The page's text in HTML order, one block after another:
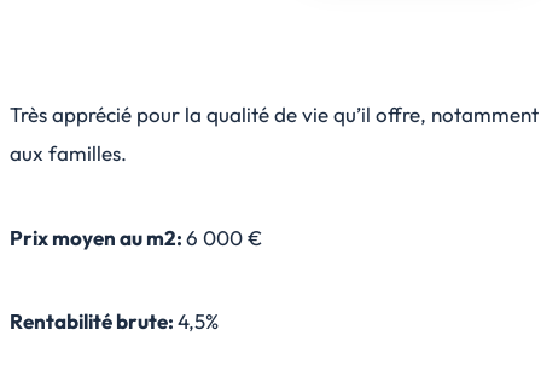
Très apprécié pour la qualité de vie qu’il offre, notamment
aux familles.
Prix moyen au m2:6 000 €
Rentabilité brute:4,5%